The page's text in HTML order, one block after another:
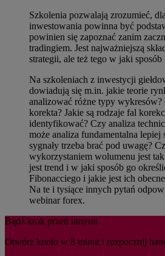
Szkolenia pozwalają zrozumieć,
inwestowania powinna być
powinien się zapoznać zanim
tradingiem. Jest najważniejszą
strategii, ale też tego w jaki sposób
Na szkoleniach z inwestycji
dowiadują się m.in. jakie teorie
analizować różne typy wykresów?
korekta? Jakie są rodzaje fal
identyfikować? Czy analiza
może analiza fundamentalna lepiej
sygnały trzeba brać pod uwagę?
wykorzystaniem wolumenu jest
jest trend i w jaki sposób go
Fibonacciego i jakie jest ich
Na te i tysiące innych pytań
webinar forex.
Bądź krok przed innymi
Otwórz konto w 8 minut i rozpocznij